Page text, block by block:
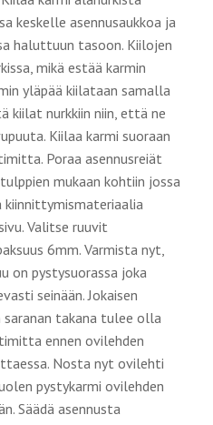
keskelle asennusaukkoa ja
haluttuun tasoon. Kiilojen
mikä estää karmin
yläpää kiilataan samalla
kiilat nurkkiin niin, että ne
Kiilaa karmi suoraan
Poraa asennusreiät
mukaan kohtiin jossa
kiinnittymismateriaalia
Valitse ruuvit
6mm. Varmista nyt,
on pystysuorassa joka
seinään. Jokaisen
saranan takana tulee olla
ennen ovilehden
Nosta nyt ovilehti
pystykarmi ovilehden
Säädä asennusta